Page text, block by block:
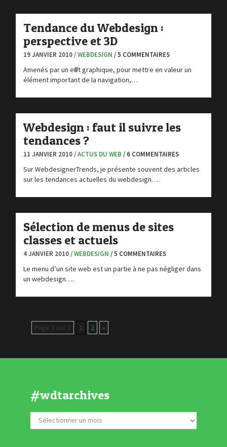
Tendance du Webdesign :
perspective et 3D
19 JANVIER 2010 /WEBDESIGN / 5 COMMENTAIRES
Amenés par un effet graphique, pour mettre en valeur un
élément important de la navigation,…
Webdesign : faut il suivre les
tendances ?
11 JANVIER 2010 /ACTUS DU WEB / 6 COMMENTAIRES
Sur WebdesignerTrends, je présente souvent des articles
sur les tendances actuelles du webdesign….
Sélection de menus de sites
classes et actuels
4 JANVIER 2010 /WEBDESIGN / 5 COMMENTAIRES
Le menu d’un site web est un partie à ne pas négliger dans
un webdesign….
Page 1 sur 2 1 2 »
#wdtarchives